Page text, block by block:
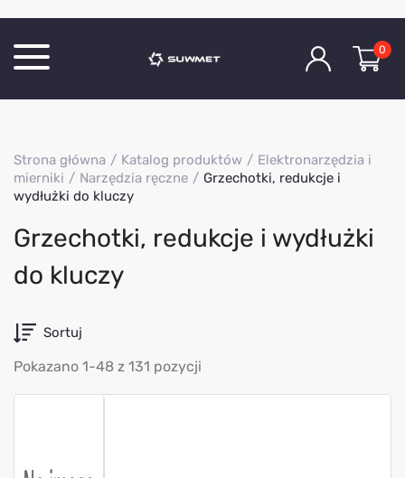
O Firmie
Aktualności
Kontakt
0
Strona główna Katalog produktów
Elektronarzędzia i
mierniki
Narzędzia ręczne
Grzechotki, redukcje i
wydłużki do kluczy
Grzechotki, redukcje i wydłużki
do kluczy
Sortuj
Pokazano 1-48 z 131 pozycji